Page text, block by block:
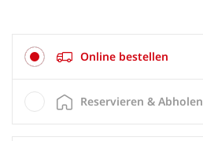
Online bestellen
Reservieren & Abholen